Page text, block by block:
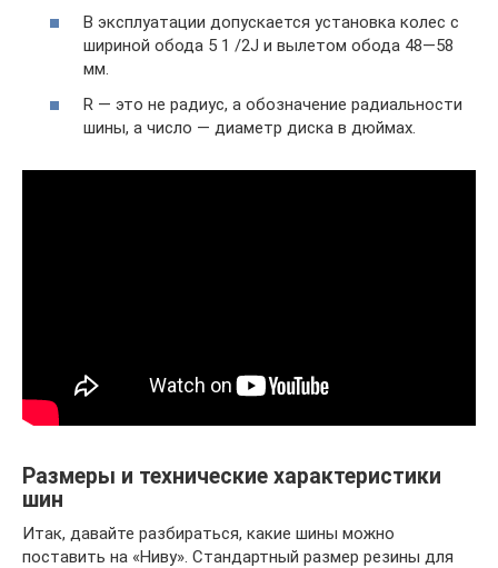
В эксплуатации допускается установка колес с
шириной обода 5 1 /2J и вылетом обода 48—58
мм.
R — это не радиус, а обозначение радиальности
шины, а число — диаметр диска в дюймах.
Размеры и технические характеристики
шин
Итак, давайте разбираться, какие шины можно
поставить на «Ниву». Стандартный размер резины для